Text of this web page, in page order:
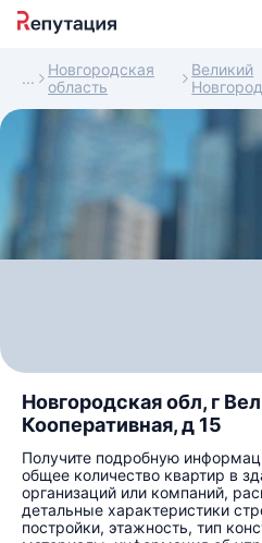
Новгородская
область
Великий
Новгород
Новгородская обл, г
Кооперативная, д 15
Получите подробную
общее количество квартир в
организаций или компаний,
детальные характеристики
постройки, этажность, тип